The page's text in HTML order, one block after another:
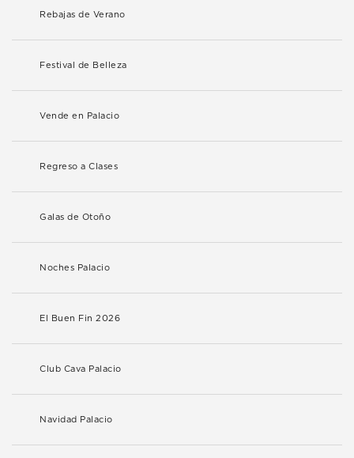
Rebajas de Verano
Festival de Belleza
Vende en Palacio
Regreso a Clases
Galas de Otoño
Noches Palacio
El Buen Fin 2026
Club Cava Palacio
Navidad Palacio